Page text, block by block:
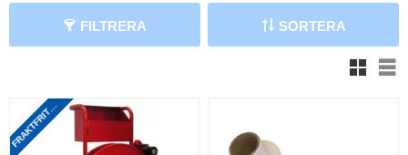
FILTRERA SORTERA
F
R
A
K
T
F
R
I
T
T
I
N
O
M
S
V
E
R
I
G
E